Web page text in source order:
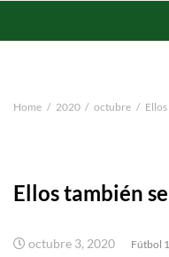
Home 2020 octubre
Ellos también
octubre 3, 2020 Fútbol